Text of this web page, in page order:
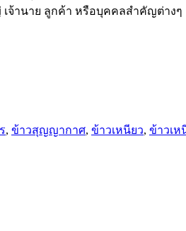
จ้านาย ลูกค้า หรือบุคคลสำคัญต่างๆ
, ข้าวสุญญากาศ, ข้าวเหนียว, ข้าวเห